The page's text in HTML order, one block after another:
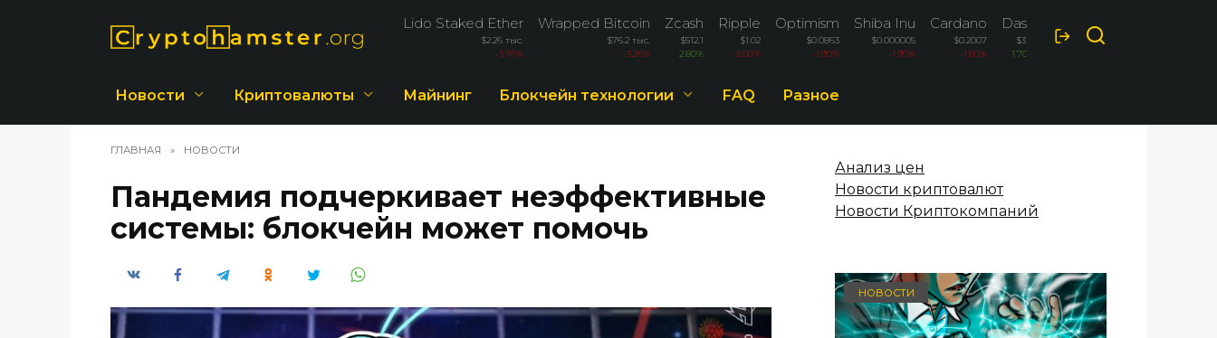
Lido Staked Ether
$2.26 тыс.
-3.76%
Wrapped Bitcoin
$76.2 тыс.
-3.26%
Zcash
$512.1
2.80%
Ripple
$1.02
-2.00%
Optimism
$0.0863
-1.90%
Shiba Inu
$0.000005
-1.90%
Cardano
$0.2007
-1.80%
Dash
$31.1
1.70%
Новости Криптовалюты Майнинг Блокчейн технологии FAQ Разное
ГЛАВНАЯ » НОВОСТИ
Пандемия подчеркивает неэффективные
системы: блокчейн может помочь
Анализ цен
Новости криптовалют
Новости Криптокомпаний
НОВОСТИ